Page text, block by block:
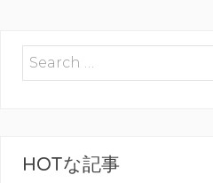
HOTな記事